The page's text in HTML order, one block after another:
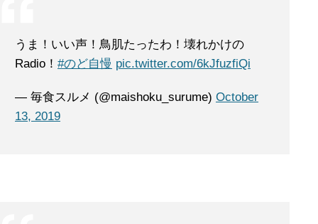
うま！いい声！鳥肌たったわ！壊れかけの
Radio！ #のど自慢 pic.twitter.com/6kJfuzfiQi
— 毎食スルメ (@maishoku_surume) October
13, 2019